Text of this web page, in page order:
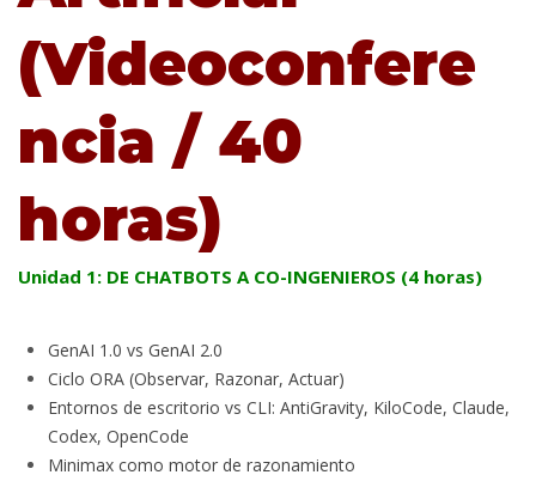
(Videoconfere
ncia / 40
horas)
Unidad 1: DE CHATBOTS A CO-INGENIEROS (4 horas)
GenAI 1.0 vs GenAI 2.0
Ciclo ORA (Observar, Razonar, Actuar)
Entornos de escritorio vs CLI: AntiGravity, KiloCode, Claude,
Codex, OpenCode
Minimax como motor de razonamiento